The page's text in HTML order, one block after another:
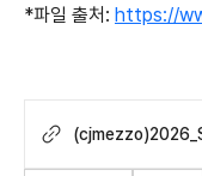
*파일 출처: https://